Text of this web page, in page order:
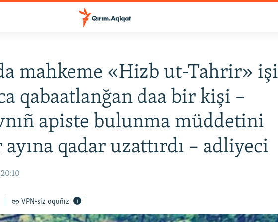
mahkeme «Hizb ut-Tahrir» işi
qabaatlanğan daa bir kişi –
apiste bulunma müddetini
ayına qadar uzattırdı – adliyeci
VPN-siz oquñız